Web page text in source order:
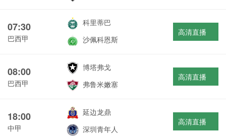
07:30
巴西甲
科里蒂巴
沙佩科恩斯
高清直播
08:00
巴西甲
博塔弗戈
弗鲁米嫩塞
高清直播
18:00
中甲
延边龙鼎
深圳青年人
高清直播